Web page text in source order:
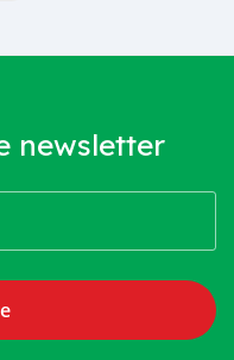
newsletter